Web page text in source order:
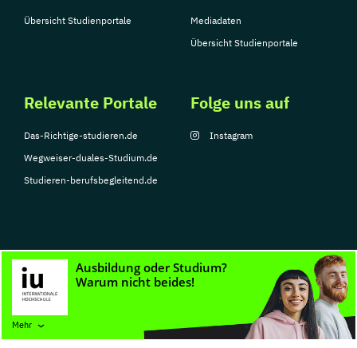
Mehr
Übersicht Studienportale
Mediadaten
Übersicht Studienportale
Relevante Portale
Das-Richtige-studieren.de
Wegweiser-duales-Studium.de
Studieren-berufsbegleitend.de
Folge uns auf
Instagram
© Copyright 2026, TarGroup Media GmbH
Nutzungsbedingungen